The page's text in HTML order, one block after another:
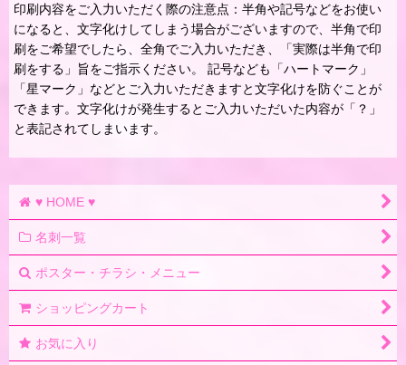
印刷内容をご入力いただく際の注意点：半角や記号などをお使い
になると、文字化けしてしまう場合がございますので、半角で印
刷をご希望でしたら、全角でご入力いただき、「実際は半角で印
刷をする」旨をご指示ください。 記号なども「ハートマーク」
「星マーク」などとご入力いただきますと文字化けを防ぐことが
できます。文字化けが発生するとご入力いただいた内容が「？」
と表記されてしまいます。
♥ HOME ♥
名刺一覧
ポスター・チラシ・メニュー
ショッピングカート
お気に入り